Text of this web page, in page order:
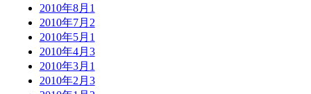
2010年8月 1
2010年7月 2
2010年5月 1
2010年4月 3
2010年3月 1
2010年2月 3